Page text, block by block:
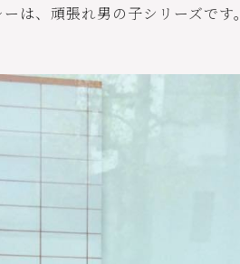
は、頑張れ男の子シリーズです。